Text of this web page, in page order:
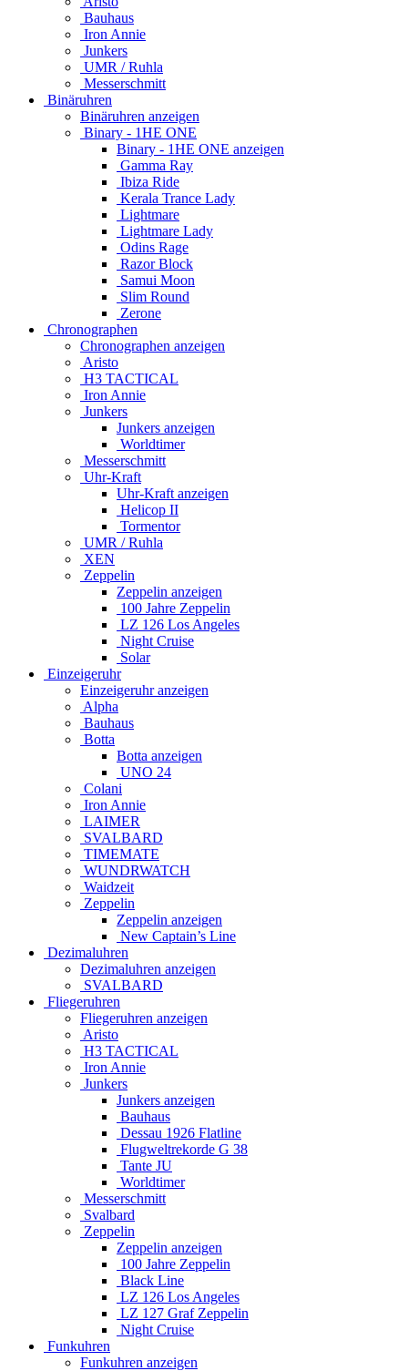
Bauhaus
Iron Annie
Junkers
UMR / Ruhla
Messerschmitt
Binäruhren
Binäruhren anzeigen
Binary - 1HE ONE
Binary - 1HE ONE anzeigen
Gamma Ray
Ibiza Ride
Kerala Trance Lady
Lightmare
Lightmare Lady
Odins Rage
Razor Block
Samui Moon
Slim Round
Zerone
Chronographen
Chronographen anzeigen
Aristo
H3 TACTICAL
Iron Annie
Junkers
Junkers anzeigen
Worldtimer
Messerschmitt
Uhr-Kraft
Uhr-Kraft anzeigen
Helicop II
Tormentor
UMR / Ruhla
XEN
Zeppelin
Zeppelin anzeigen
100 Jahre Zeppelin
LZ 126 Los Angeles
Night Cruise
Solar
Einzeigeruhr
Einzeigeruhr anzeigen
Alpha
Bauhaus
Botta
Botta anzeigen
UNO 24
Colani
Iron Annie
LAIMER
SVALBARD
TIMEMATE
WUNDRWATCH
Waidzeit
Zeppelin
Zeppelin anzeigen
New Captain’s Line
Dezimaluhren
Dezimaluhren anzeigen
SVALBARD
Fliegeruhren
Fliegeruhren anzeigen
Aristo
H3 TACTICAL
Iron Annie
Junkers
Junkers anzeigen
Bauhaus
Dessau 1926 Flatline
Flugweltrekorde G 38
Tante JU
Worldtimer
Messerschmitt
Svalbard
Zeppelin
Zeppelin anzeigen
100 Jahre Zeppelin
Black Line
LZ 126 Los Angeles
LZ 127 Graf Zeppelin
Night Cruise
Funkuhren
Funkuhren anzeigen